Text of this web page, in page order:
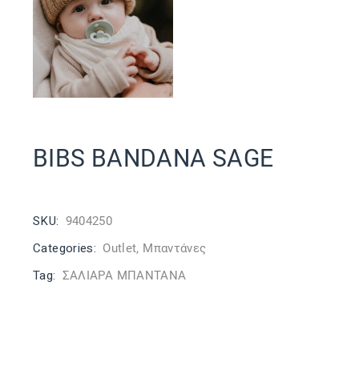
BIBS BANDANA SAGE
SKU: 9404250
Categories: Outlet, Μπαντάνες
Tag: ΣΑΛΙΑΡΑ ΜΠΑΝΤΑΝΑ